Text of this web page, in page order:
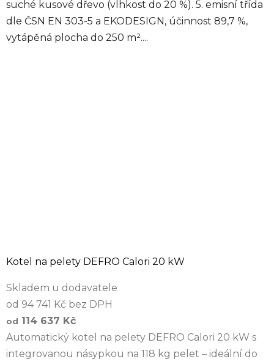
suché kusové dřevo (vlhkost do 20 %). 5. emisní třída
dle ČSN EN 303-5 a EKODESIGN, účinnost 89,7 %,
vytápěná plocha do 250 m²....
Kotel na pelety DEFRO Calori 20 kW
Skladem u dodavatele
od 94 741 Kč bez DPH
od 114 637 Kč
Automatický kotel na pelety DEFRO Calori 20 kW s
integrovanou násypkou na 118 kg pelet – ideální do